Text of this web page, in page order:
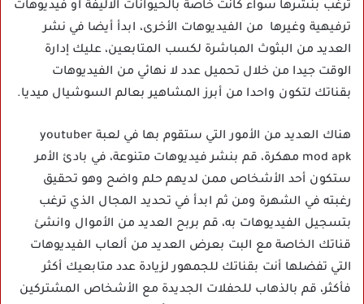
ترغب بنشرها سواء كانت خاصة بالحيوانات الاليفة او فيديوهات
ترفيهية وغيرها من الفيديوهات الأخرى، ابدأ أيضا في نشر
العديد من البثوث المباشرة لكسب المتابعين، عليك إدارة
الوقت جيدا من خلال تحميل عدد لا نهائي من الفيديوهات
بقناتك لتكون واحدا من أبرز المشاهير بعالم السوشيال ميديا.
هناك العديد من الأمور التي ستقوم بها في لعبة youtuber
mod apk مهكرة، قم بنشر فيديوهات متنوعة، في بادئ الأمر
ستكون أحد الأشخاص ممن لديهم حلم واضح وهو تحقيق
رغبته في الشهرة ومن ثم ابدأ في تحديد المجال الذي ترغب
بتسجيل الفيديوهات به، قم بربح العديد من الأموال وانشئ
قناتك الخاصة مع البت بعرض العديد من ألعاب الفيديوهات
التي تفضلها أنت بقناتك للجمهور لزيادة عدد متابعيك أكثر
فأكثر، قم بالذهاب للحفلات الجديدة مع الأشخاص المشتركين